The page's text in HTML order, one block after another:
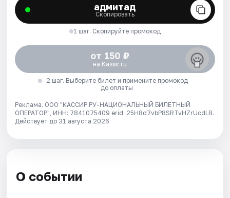
адмитад
Скопировать
1 шаг. Скопируйте промокод
от 150 ₽
на Kassir.ru
2 шаг. Выберите билет и примените промокод
до оплаты
Реклама. ООО "КАССИР.РУ-НАЦИОНАЛЬНЫЙ БИЛЕТНЫЙ
ОПЕРАТОР", ИНН: 7841075409 erid: 25H8d7vbP8SRTvHZrUcdLB.
Действует до 31 августа 2026
О событии